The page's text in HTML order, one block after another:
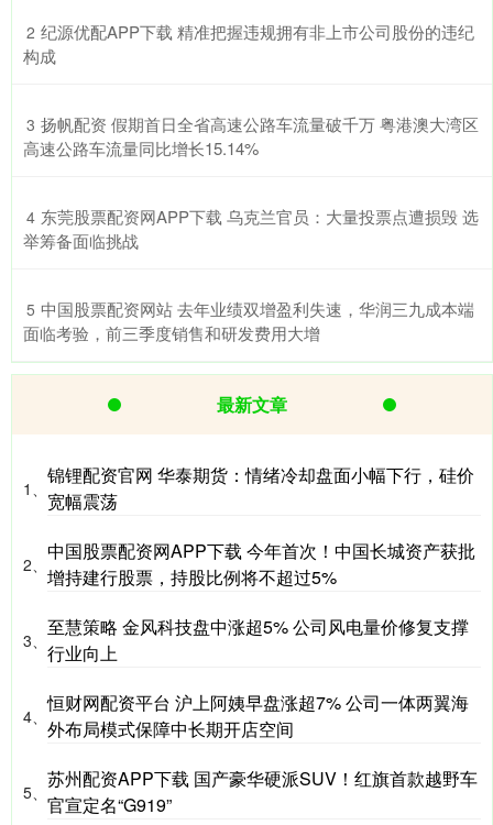
2 ​纪源优配APP下载 精准把握违规拥有非上市公司股份的违纪
构成
3 ​扬帆配资 假期首日全省高速公路车流量破千万 粤港澳大湾区
高速公路车流量同比增长15.14%
4 ​东莞股票配资网APP下载 乌克兰官员：大量投票点遭损毁 选
举筹备面临挑战
5 ​中国股票配资网站 去年业绩双增盈利失速，华润三九成本端
面临考验，前三季度销售和研发费用大增
最新文章
1、
锦锂配资官网 华泰期货：情绪冷却盘面小幅下行，硅价
宽幅震荡
2、
中国股票配资网APP下载 今年首次！中国长城资产获批
增持建行股票，持股比例将不超过5%
3、
至慧策略 金风科技盘中涨超5% 公司风电量价修复支撑
行业向上
4、
恒财网配资平台 沪上阿姨早盘涨超7% 公司一体两翼海
外布局模式保障中长期开店空间
5、
苏州配资APP下载 国产豪华硬派SUV！红旗首款越野车
官宣定名“G919”